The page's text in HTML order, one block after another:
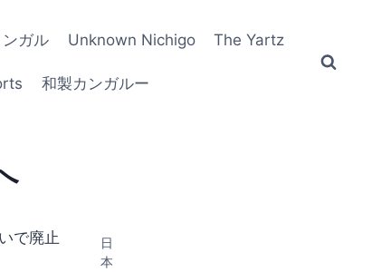
ガル Unknown Nichigo The Yartz
和製カンガルー
日
本
で廃止